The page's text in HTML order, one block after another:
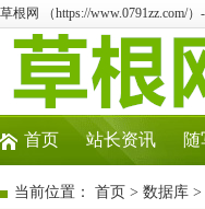
草根网 （https://www.0791zz.com/
首页 站长资讯
当前位置： 首页 > 数据库 >